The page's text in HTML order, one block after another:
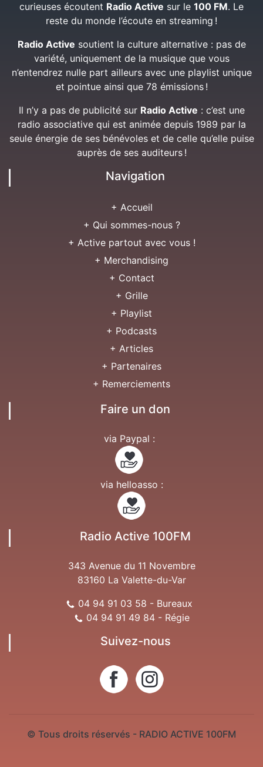
curieuses écoutent Radio Active sur le 100 FM. Le
reste du monde l’écoute en streaming !
Radio Active soutient la culture alternative : pas de
variété, uniquement de la musique que vous
n’entendrez nulle part ailleurs avec une playlist unique
et pointue ainsi que 78 émissions !
Il n’y a pas de publicité sur Radio Active : c’est une
radio associative qui est animée depuis 1989 par la
seule énergie de ses bénévoles et de celle qu’elle puise
auprès de ses auditeurs !
Navigation
+ Accueil
+ Qui sommes-nous ?
+ Active partout avec vous !
+ Merchandising
+ Contact
+ Grille
+ Playlist
+ Podcasts
+ Articles
+ Partenaires
+ Remerciements
Faire un don
via Paypal :
via helloasso :
Radio Active 100FM
343 Avenue du 11 Novembre
83160 La Valette-du-Var
04 94 91 03 58 - Bureaux
04 94 91 49 84 - Régie
Suivez-nous
© Tous droits réservés - RADIO ACTIVE 100FM